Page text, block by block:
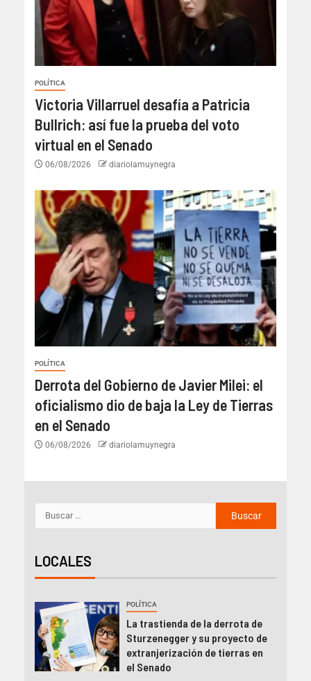
POLÍTICA
Victoria Villarruel desafía a Patricia
Bullrich: así fue la prueba del voto
virtual en el Senado
06/08/2026 diariolamuynegra
POLÍTICA
Derrota del Gobierno de Javier Milei: el
oficialismo dio de baja la Ley de Tierras
en el Senado
06/08/2026 diariolamuynegra
LOCALES
POLÍTICA
La trastienda de la derrota de
Sturzenegger y su proyecto de
extranjerización de tierras en
el Senado